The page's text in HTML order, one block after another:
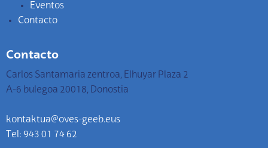
Eventos
Contacto
Contacto
Carlos Santamaria zentroa, Elhuyar Plaza 2
A-6 bulegoa 20018, Donostia
kontaktua@oves-geeb.eus
Tel: 943 01 74 62